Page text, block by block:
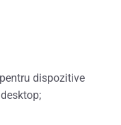
dispozitive